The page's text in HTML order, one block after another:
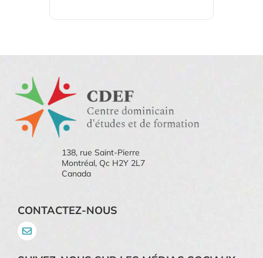
138, rue Saint-Pierre
Montréal, Qc H2Y 2L7
Canada
CONTACTEZ-NOUS